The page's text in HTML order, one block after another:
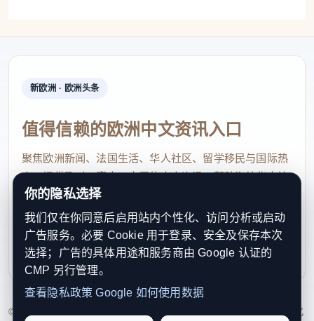
戏味儿。”邓建华指着村中云庆庵古戏台梁上依稀可辨
的墨书告诉记者。
清末，一批江西弋阳的造纸工匠来到沙县盖竹安
弋阳高腔。曲调悠扬，引得村民纷纷效仿。久而久
之，外来腔调与本土土音相互交融，催生了盖竹小腔
戏。
这门艺术虽源自弋阳腔系统的大腔戏，但在长期
流变中，其唱腔音乐已以皮黄腔为基础，掺入沙县方
言。盖竹小腔戏还加入了京胡、二胡等弦乐伴奏，相
校于大腔戏的“大锣大鼓唱大戏”，曲调更加婉转。
其表演程式极具特色，动作多带木偶戏痕迹。邓
新欧洲 · 欧洲头条
值得信赖的欧洲中文资讯入口
聚焦欧洲新闻、法国生活、华人社区、留学移民与国际热
点，提供及时、真实、实用的中文资讯，帮助海外华人快
速了解欧洲动态。
contact@xinouzhou.com
服务支持、版权与合作：工作日优先处理站务、投稿与权
利通知
© 2026 新欧洲·欧洲头条. All Rights Reserved. 本网站持续优化
你的隐私选择
我们仅在你同意后启用站内个性化、访问分析或启动
广告服务。必要 Cookie 用于登录、安全及保存本次
选择；广告的具体用途和服务商由 Google 认证的
CMP 另行管理。
查看隐私政策 Google 如何使用数据